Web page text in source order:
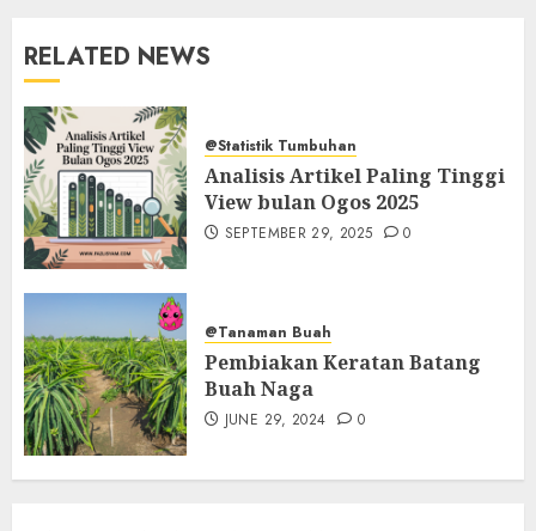
RELATED NEWS
@Statistik Tumbuhan
Analisis Artikel Paling Tinggi
View bulan Ogos 2025
SEPTEMBER 29, 2025 0
@Tanaman Buah
Pembiakan Keratan Batang
Buah Naga
JUNE 29, 2024 0